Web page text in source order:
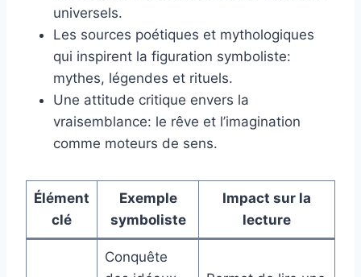
universels.
Les sources poétiques et mythologiques
qui inspirent la figuration symboliste:
mythes, légendes et rituels.
Une attitude critique envers la
vraisemblance: le rêve et l’imagination
comme moteurs de sens.
Élément
clé
Exemple
symboliste
Impact sur la
lecture
Conquête